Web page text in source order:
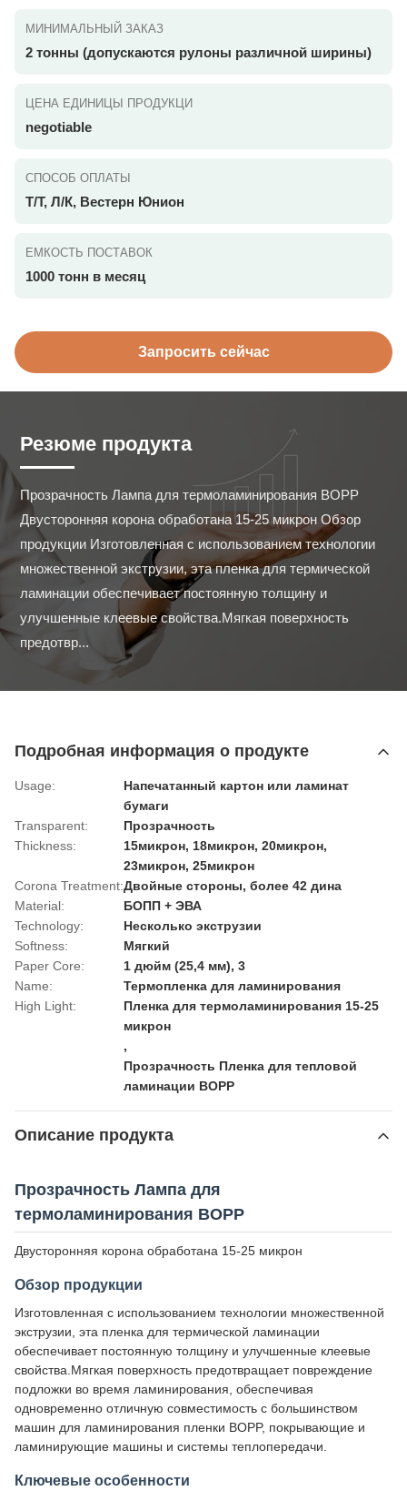
МИНИМАЛЬНЫЙ ЗАКАЗ
2 тонны (допускаются рулоны различной ширины)
ЦЕНА ЕДИНИЦЫ ПРОДУКЦИ
negotiable
СПОСОБ ОПЛАТЫ
Т/Т, Л/К, Вестерн Юнион
ЕМКОСТЬ ПОСТАВОК
1000 тонн в месяц
Запросить сейчас
Резюме продукта
Прозрачность Лампа для термоламинирования BOPP
Двусторонняя корона обработана 15-25 микрон Обзор
продукции Изготовленная с использованием технологии
множественной экструзии, эта пленка для термической
ламинации обеспечивает постоянную толщину и
улучшенные клеевые свойства.Мягкая поверхность
предотвр...
Подробная информация о продукте
Usage:
Напечатанный картон или ламинат
бумаги
Transparent:
Прозрачность
Thickness:
15микрон, 18микрон, 20микрон,
23микрон, 25микрон
Corona Treatment:Двойные стороны, более 42 дина
Material:
БОПП + ЭВА
Technology:
Несколько экструзии
Softness:
Мягкий
Paper Core:
1 дюйм (25,4 мм), 3
Name:
Термопленка для ламинирования
High Light:
Пленка для термоламинирования 15-25
микрон
,
Прозрачность Пленка для тепловой
ламинации BOPP
Описание продукта
Прозрачность Лампа для
термоламинирования BOPP
Двусторонняя корона обработана 15-25 микрон
Обзор продукции
Изготовленная с использованием технологии множественной
экструзии, эта пленка для термической ламинации
обеспечивает постоянную толщину и улучшенные клеевые
свойства.Мягкая поверхность предотвращает повреждение
подложки во время ламинирования, обеспечивая
одновременно отличную совместимость с большинством
машин для ламинирования пленки BOPP, покрывающие и
ламинирующие машины и системы теплопередачи.
Ключевые особенности